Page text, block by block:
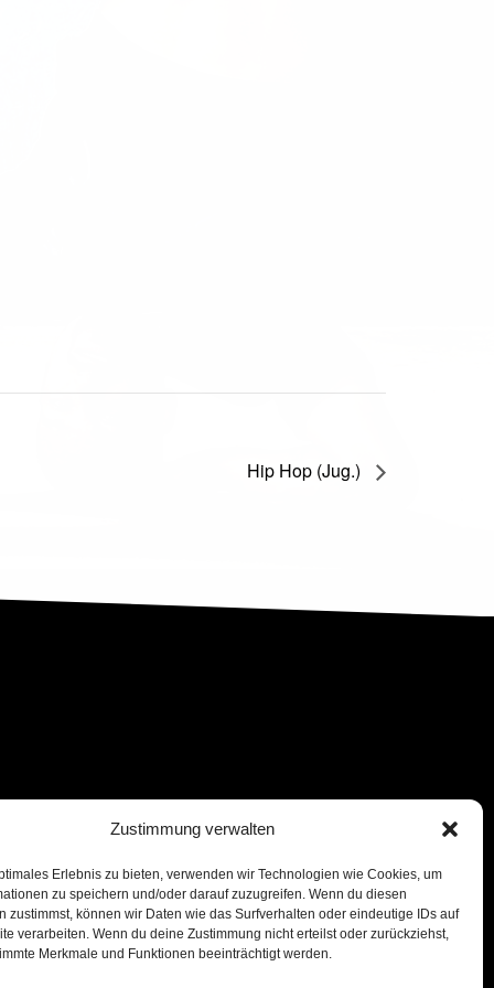
Zustimmung verwalten
Erlebnis zu bieten, verwenden wir Technologien wie Cookies, um
zu speichern und/oder darauf zuzugreifen. Wenn du diesen
zustimmst, können wir Daten wie das Surfverhalten oder eindeutige IDs auf
verarbeiten. Wenn du deine Zustimmung nicht erteilst oder zurückziehst,
Merkmale und Funktionen beeinträchtigt werden.
Hip Hop (Jug.)